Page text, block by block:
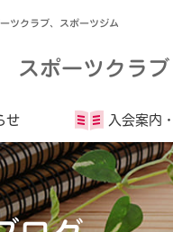
ツクラブ、スポーツジム
スポーツクラブ
せ 入会案内・